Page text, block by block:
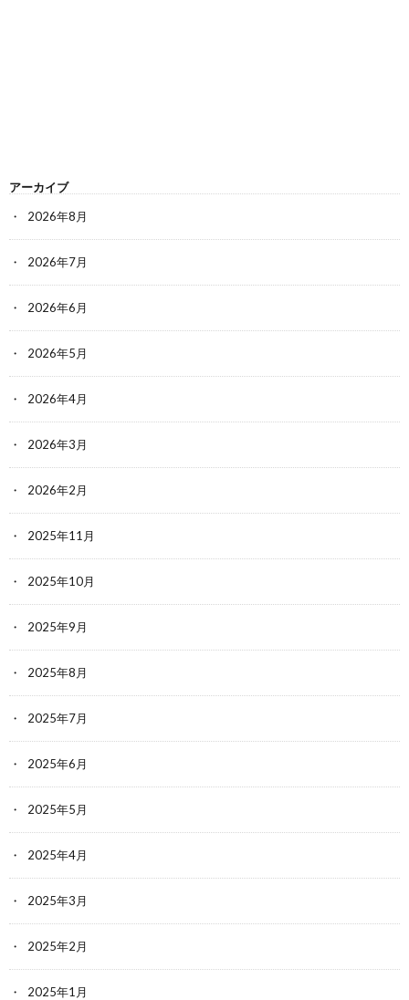
アーカイブ
2026年8月
2026年7月
2026年6月
2026年5月
2026年4月
2026年3月
2026年2月
2025年11月
2025年10月
2025年9月
2025年8月
2025年7月
2025年6月
2025年5月
2025年4月
2025年3月
2025年2月
2025年1月